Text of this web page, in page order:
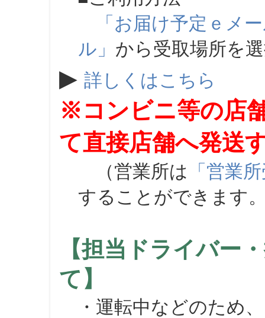
「お届け予定ｅメ
ル」 から受取場所を
▶ 詳しくはこちら
※コンビニ等の店
て直接店舗へ発送
（営業所は 「営業
することができます
【担当ドライバー
て】
・運転中などのため